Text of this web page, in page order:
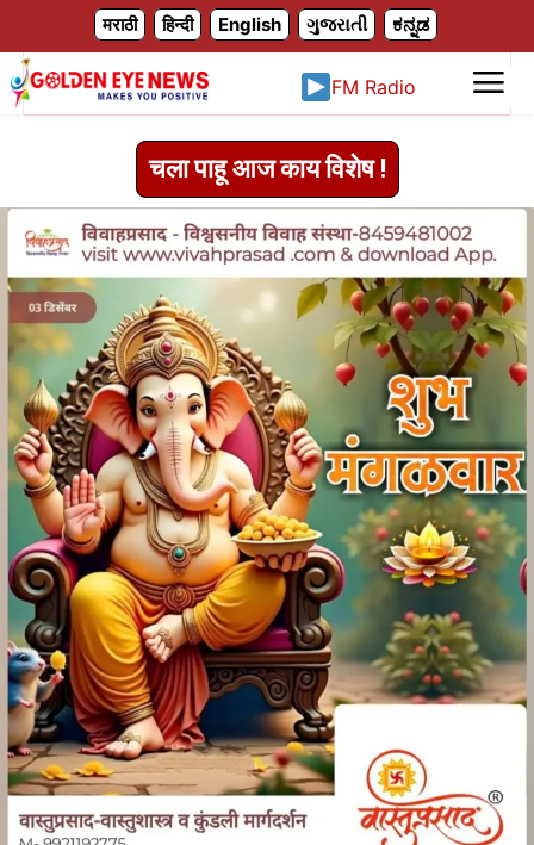
मराठी हिन्दी English ગુજરાતી ಕನ್ನಡ
FM Radio
चला पाहू आज काय विशेष !